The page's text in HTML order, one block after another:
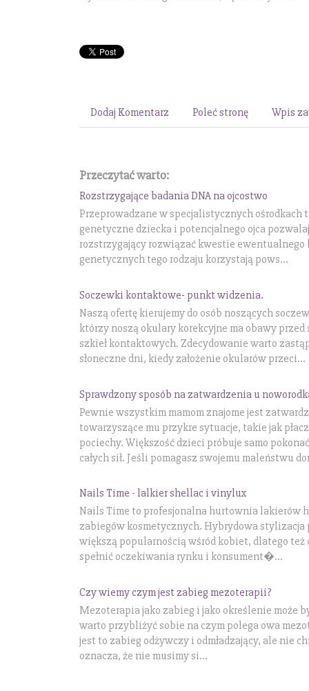
Dodaj Komentarz Poleć stronę Wpis
Przeczytać warto:
Rozstrzygające badania DNA na ojcostwo
Przeprowadzane w specjalistycznych ośrodkach
genetyczne dziecka i potencjalnego ojca
rozstrzygający rozwiązać kwestie ewentualnego
genetycznych tego rodzaju korzystają pows...
Soczewki kontaktowe- punkt widzenia.
Naszą ofertę kierujemy do osób noszących
którzy noszą okulary korekcyjne ma obawy
szkieł kontaktowych. Zdecydowanie warto
słoneczne dni, kiedy założenie okularów przeci...
Sprawdzony sposób na zatwardzenia u
Pewnie wszystkim mamom znajome jest
towarzyszące mu przykre sytuacje, takie jak
pociechy. Większość dzieci próbuje samo
całych sił. Jeśli pomagasz swojemu maleństwu
Nails Time - lalkier shellac i vinylux
Nails Time to profesjonalna hurtownia lakierów
zabiegów kosmetycznych. Hybrydowa stylizacja
większą popularnością wśród kobiet, dlatego też
spełnić oczekiwania rynku i konsument�...
Czy wiemy czym jest zabieg mezoterapii?
Mezoterapia jako zabieg i jako określenie może
warto przybliżyć sobie na czym polega owa
jest to zabieg odżywczy i odmładzający, ale nie
oznacza, że nie musimy si...